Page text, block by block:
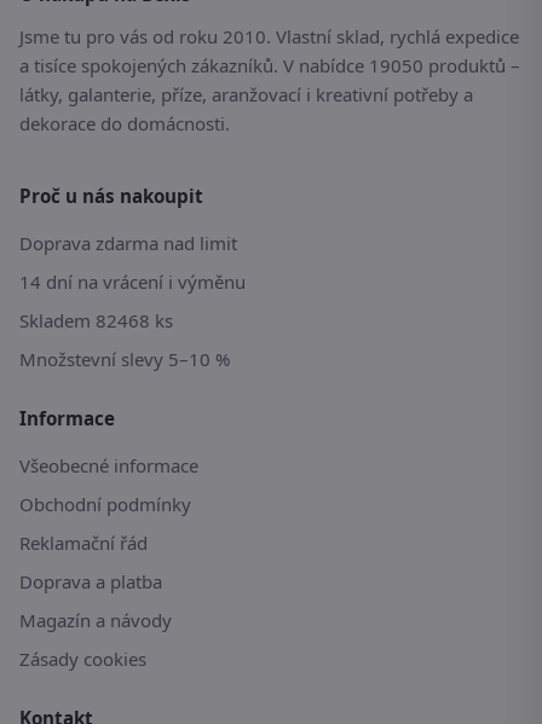
Jsme tu pro vás od roku 2010. Vlastní sklad, rychlá expedice
a tisíce spokojených zákazníků. V nabídce 19050 produktů –
látky, galanterie, příze, aranžovací i kreativní potřeby a
dekorace do domácnosti.
Proč u nás nakoupit
Doprava zdarma nad limit
14 dní na vrácení i výměnu
Skladem 82468 ks
Množstevní slevy 5–10 %
Informace
Všeobecné informace
Obchodní podmínky
Reklamační řád
Doprava a platba
Magazín a návody
Zásady cookies
Kontakt